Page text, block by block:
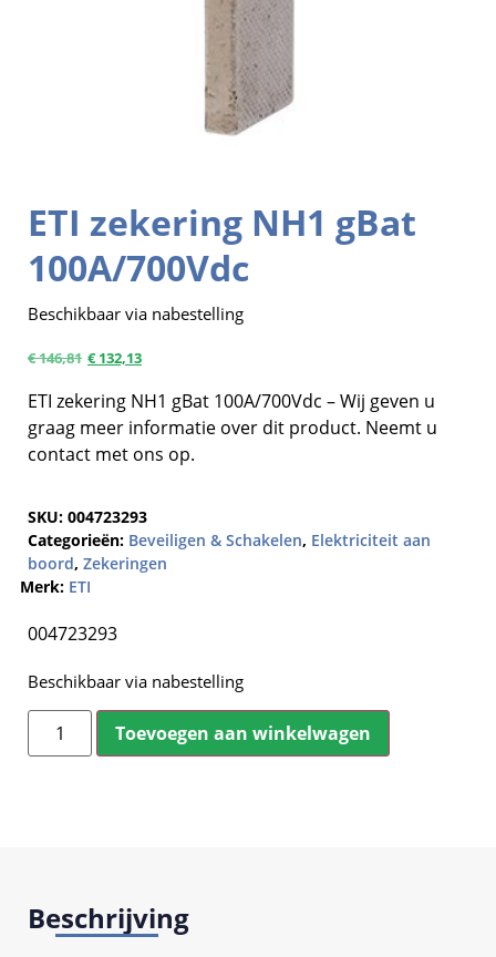
ETI zekering NH1 gBat
100A/700Vdc
Beschikbaar via nabestelling
€146,81 €132,13
ETI zekering NH1 gBat 100A/700Vdc – Wij geven u
graag meer informatie over dit product. Neemt u
contact met ons op.
SKU: 004723293
Categorieën: Beveiligen & Schakelen, Elektriciteit aan
boord, Zekeringen
Merk: ETI
004723293
Beschikbaar via nabestelling
Toevoegen aan winkelwagen
Beschrijving